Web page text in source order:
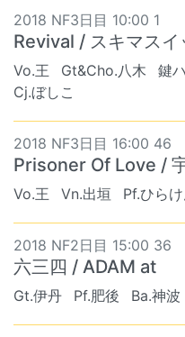
2018 NF3日目 10:00 1
Revival / スキマスイ
Vo.王 Gt&Cho.八木 鍵
Cj.ぼしこ
2018 NF3日目 16:00 46
Prisoner Of Love /
Vo.王 Vn.出垣 Pf.ひら
2018 NF2日目 15:00 36
六三四 / ADAM at
Gt.伊丹 Pf.肥後 Ba.神波